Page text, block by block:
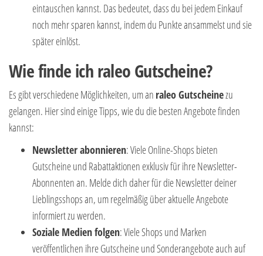
eintauschen kannst. Das bedeutet, dass du bei jedem Einkauf
noch mehr sparen kannst, indem du Punkte ansammelst und sie
später einlöst.
Wie finde ich raleo Gutscheine?
Es gibt verschiedene Möglichkeiten, um an raleo Gutscheinezu
gelangen. Hier sind einige Tipps, wie du die besten Angebote finden
kannst:
Newsletter abonnieren: Viele Online-Shops bieten
Gutscheine und Rabattaktionen exklusiv für ihre Newsletter-
Abonnenten an. Melde dich daher für die Newsletter deiner
Lieblingsshops an, um regelmäßig über aktuelle Angebote
informiert zu werden.
Soziale Medien folgen: Viele Shops und Marken
veröffentlichen ihre Gutscheine und Sonderangebote auch auf